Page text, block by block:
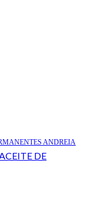
ANDREIA
DE